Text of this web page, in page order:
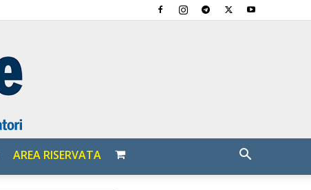
AREA RISERVATA